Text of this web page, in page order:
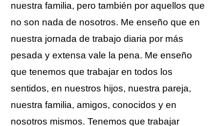
nuestra familia, pero también por aquellos que
no son nada de nosotros. Me enseño que en
nuestra jornada de trabajo diaria por más
pesada y extensa vale la pena. Me enseño
que tenemos que trabajar en todos los
sentidos, en nuestros hijos, nuestra pareja,
nuestra familia, amigos, conocidos y en
nosotros mismos. Tenemos que trabajar